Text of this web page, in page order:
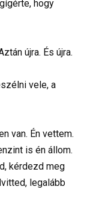
hogy
újra. És újra.
vele, a
van. Én vettem.
is én állom.
kérdezd meg
legalább